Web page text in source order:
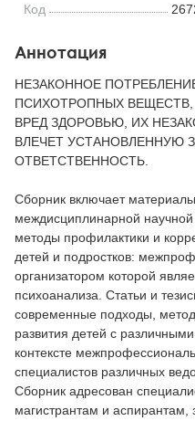
Код
Аннотация
НЕЗАКОННОЕ
ПСИХОТРОПНЫХ
ВРЕД ЗДОРОВЬЮ, ИХ
ВЛЕЧЕТ УСТАНОВЛЕННУЮ
ОТВЕТСТВЕННОСТЬ.
Сборник включает
междисциплинарной
методы профилактики и
детей и подростков:
организатором которой
психоанализа. Статьи и
современные подходы,
развития детей с
контексте
специалистов различных
Сборник адресован
магистрантам и аспирантам,